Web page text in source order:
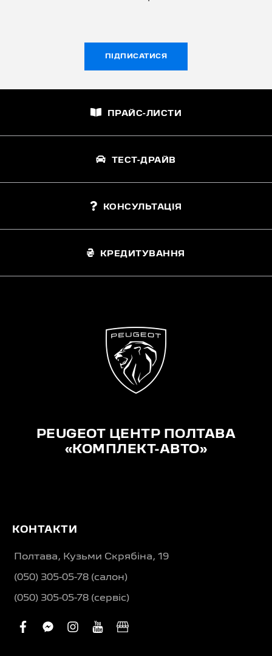
ПІДПИСАТИСЯ
ПРАЙС-ЛИСТИ
ТЕСТ-ДРАЙВ
КОНСУЛЬТАЦІЯ
КРЕДИТУВАННЯ
PEUGEOT ЦЕНТР ПОЛТАВА
«КОМПЛЕКТ-АВТО»
КОНТАКТИ
Полтава, Кузьми Скрябіна, 19
(050) 305-05-78 (салон)
(050) 305-05-78 (сервіс)
facebook
facebook-
instagram
youtube
business